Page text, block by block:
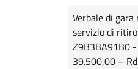
Verbale di gara
servizio di
Z9B3BA91B0
39.500,00 –